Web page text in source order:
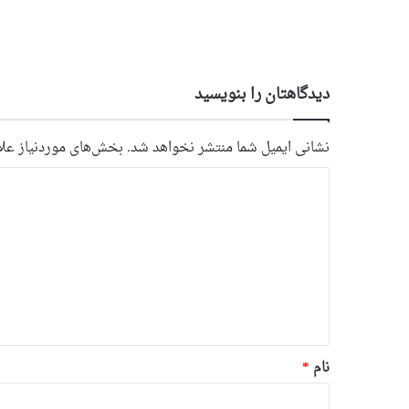
دیدگاهتان را بنویسید
نشانی ایمیل شما منتشر نخواهد شد. بخش‌های موردنیاز
*
نام *